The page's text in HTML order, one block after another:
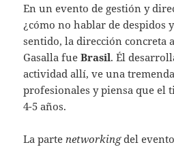
En un evento de gestión y
¿cómo no hablar de despidos
sentido, la dirección concreta
Gasalla fueBrasil. Él
actividad allí, ve una
profesionales y piensa que el
4-5 años.
La partenetworkingdel